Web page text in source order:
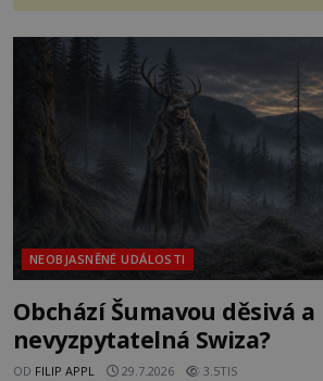
NEOBJASNĚNÉ UDÁLOSTI
Obchází Šumavou děsivá a
nevyzpytatelná Swiza?
OD FILIP APPL 29.7.2026 3.5TIS